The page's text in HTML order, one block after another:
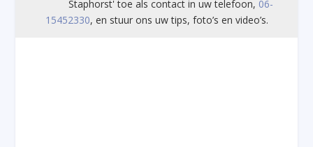
Staphorst' toe als contact in uw telefoon, 06-
15452330, en stuur ons uw tips, foto’s en video’s.